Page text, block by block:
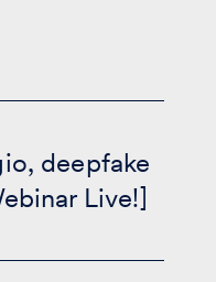
deepfake
Live!]